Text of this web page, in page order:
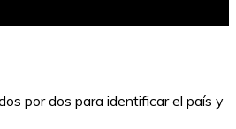
por dos para identificar el país y